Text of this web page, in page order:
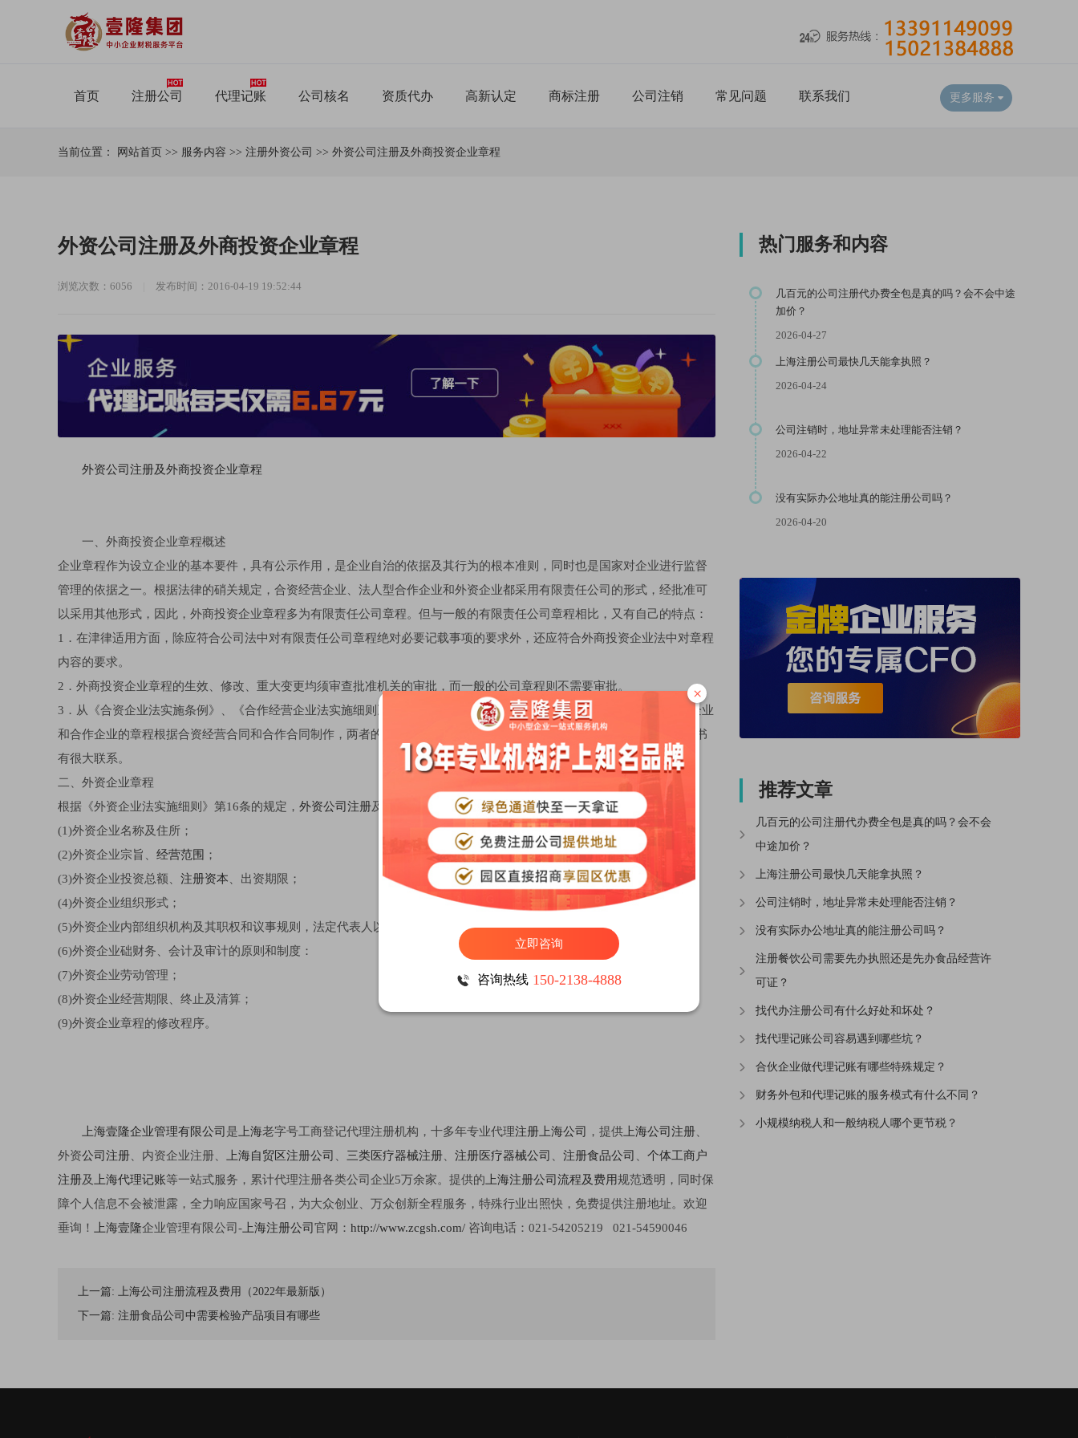
首页 注册公司 代理记账 公司核名 资质代办 高新认定 商标注册 公司注销 常见问题 联系我们 更多服务
当前位置： 网站首页 >> 服务内容 >> 注册外资公司 >> 外资公司注册及外商投资企业章程
外资公司注册及外商投资企业章程
浏览次数：6056 发布时间：2016-04-19 19:52:44
外资公司注册及外商投资企业章程
一、外商投资企业章程概述
企业章程作为设立企业的基本要件，具有公示作用，是企业自治的依据及其行为的根本准则，同时也是国家对企业进行监督
管理的依据之一。根据法律的硝关规定，合资经营企业、法人型合作企业和外资企业都采用有限责任公司的形式，经批准可
以采用其他形式，因此，外商投资企业章程多为有限责任公司章程。但与一般的有限责任公司章程相比，又有自己的特点：
1．在津律适用方面，除应符合公司法中对有限责任公司章程绝对必要记载事项的要求外，还应符合外商投资企业法中对章程
内容的要求。
2．外商投资企业章程的生效、修改、重大变更均须审查批准机关的审批，而一般的公司章程则不需要审批。
3．从《合资企业法实施条例》、《合作经营企业法实施细则》和《外资企业法》有关章程的规定中可以看出，合资经营企业
和合作企业的章程根据合资经营合同和合作合同制作，两者的内容很多都是重复的；而外资企业章程的内容则与设立申请书
有很大联系。
二、外资企业章程
根据《外资企业法实施细则》第16条的规定， 外资公司注册及外资企业的章程应当包括下列内容：
(1)外资企业名称及住所；
(2)外资企业宗旨、 经营范围
；
(3)外资企业投资总额、 注册资本、出资期限；
(4)外资企业组织形式；
(5)外资企业内部组织机构及其职权和议事规则，法定代表人以及总经理、工程师、总会计师等人员的职责、权限；
(6)外资企业础财务、会计及审计的原则和制度：
(7)外资企业劳动管理；
(8)外资企业经营期限、终止及清算；
(9)外资企业章程的修改程序。
上海壹隆企业管理有限公司 是上海老字号工商登记代理注册机构，十多年专业代理注册上海公司 ，提供上海公司注册、
外资公司注册、内资企业注册、 上海自贸区注册公司 、 三类医疗器械注册、 注册医疗器械公司 、 注册食品公司 、 个体工商户
注册及上海代理记账等一站式服务，累计代理注册各类公司企业5万余家。提供的上海注册公司流程及费用规范透明，同时保
障个人信息不会被泄露，全力响应国家号召，为大众创业、万众创新全程服务，特殊行业出照快，免费提供注册地址。欢迎
垂询！ 上海壹隆企业管理有限公司-上海注册公司 官网： http://www.zcgsh.com/ 咨询电话：021-54205219 021-54590046
上一篇: 上海公司注册流程及费用（2022年最新版）
下一篇: 注册食品公司中需要检验产品项目有哪些
热门服务和内容
几百元的公司注册代办费全包是真的吗？会不会中途
加价？
2026-04-27
上海注册公司最快几天能拿执照？
2026-04-24
公司注销时，地址异常未处理能否注销？
2026-04-22
没有实际办公地址真的能注册公司吗？
2026-04-20
推荐文章
几百元的公司注册代办费全包是真的吗？会不会
中途加价？
上海注册公司最快几天能拿执照？
公司注销时，地址异常未处理能否注销？
没有实际办公地址真的能注册公司吗？
注册餐饮公司需要先办执照还是先办食品经营许
可证？
找代办注册公司有什么好处和坏处？
找代理记账公司容易遇到哪些坑？
合伙企业做代理记账有哪些特殊规定？
财务外包和代理记账的服务模式有什么不同？
小规模纳税人和一般纳税人哪个更节税？
×
立即咨询
咨询热线 150-2138-4888